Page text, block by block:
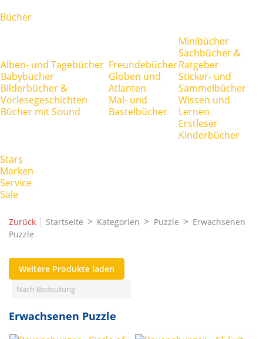
Bücher
Alben- und Tagebücher
Babybücher
Bilderbücher &
Vorlesegeschichten
Bücher mit Sound
Freundebücher
Globen und
Atlanten
Mal- und
Bastelbücher
Minibücher
Sachbücher &
Ratgeber
Sticker- und
Sammelbücher
Wissen und
Lernen
Erstleser
Kinderbücher
Stars
Marken
Service
Sale
Zurück | Startseite Kategorien Puzzle
Erwachsenen
Puzzle
Filters:
Filter löschen
Weitere Produkte laden
Nach Bedeutung
Erwachsenen Puzzle